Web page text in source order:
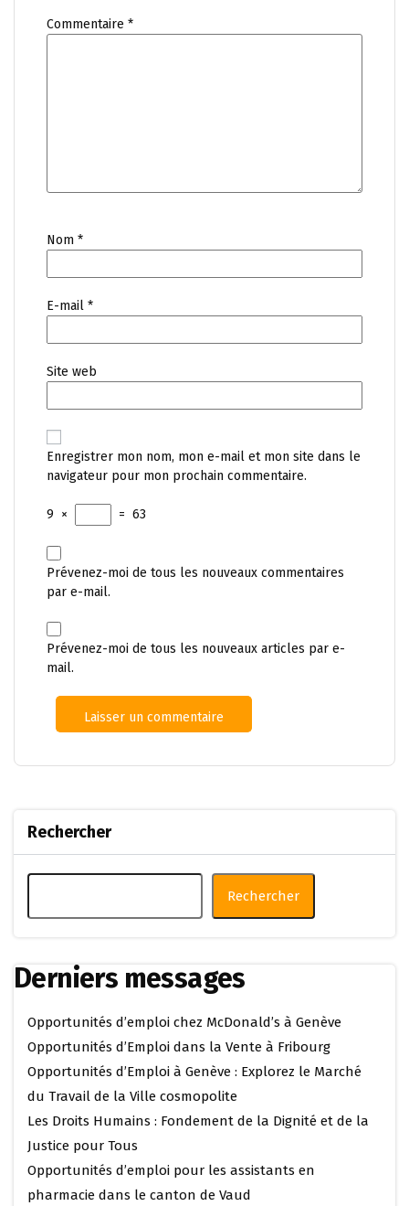
Commentaire *
Nom *
E-mail *
Site web
Enregistrer mon nom, mon e-mail et mon site dans le
navigateur pour mon prochain commentaire.
9 × = 63
Prévenez-moi de tous les nouveaux commentaires
par e-mail.
Prévenez-moi de tous les nouveaux articles par e-
mail.
Rechercher
Rechercher
Derniers messages
Opportunités d’emploi chez McDonald’s à Genève
Opportunités d’Emploi dans la Vente à Fribourg
Opportunités d’Emploi à Genève : Explorez le Marché
du Travail de la Ville cosmopolite
Les Droits Humains : Fondement de la Dignité et de la
Justice pour Tous
Opportunités d’emploi pour les assistants en
pharmacie dans le canton de Vaud